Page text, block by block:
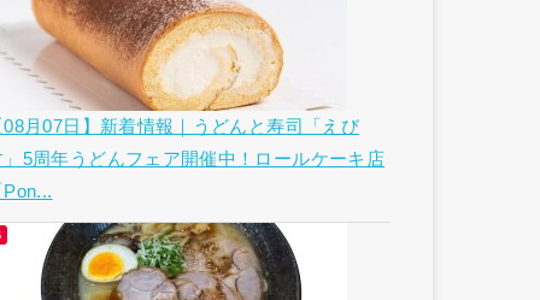
08月07日】新着情報｜うどんと寿司「えび
」5周年うどんフェア開催中！ロールケーキ店
Pon...